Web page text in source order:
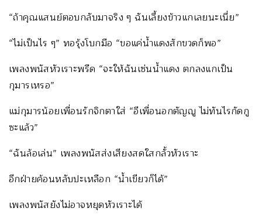
“ถ้าคุณแสนย์ตอบกลับมาจริง ๆ ฉันเลี้ยงข้าวแกเลยนะเนี่ย”
“ไม่เป็นไร ๆ” ทอรุ้งโบกมือ “ขอแค่น้ำแดงสักขวดก็พอ”
เพลงพนัสหัวเราะพรืด “จะให้ฉันเซ่นน้ำแดง ตกลงแกเป็น
กุมารเหรอ”
แม่กุมารน้อยเพื่อนรักจิกตาใส่ “อีเพื่อนอกตัญญู ไม่ทันไรกัดกู
ซะแล้ว”
“ฉันล้อเล่น” เพลงพนัสส่งเสียงสดใสกลั้วหัวเราะ
อีกฝ่ายค้อนหลับปะเหลือก “น้ำเขียวก็ได้”
เพลงพนัสยังไม่อาจหยุดหัวเราะได้